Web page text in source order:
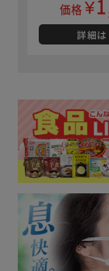
価格
詳細